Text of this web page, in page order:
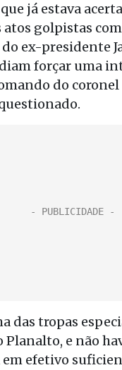
já estava
atos golpistas
ex-presidente
forçar uma
do coronel
das tropas
Planalto, e não
efetivo